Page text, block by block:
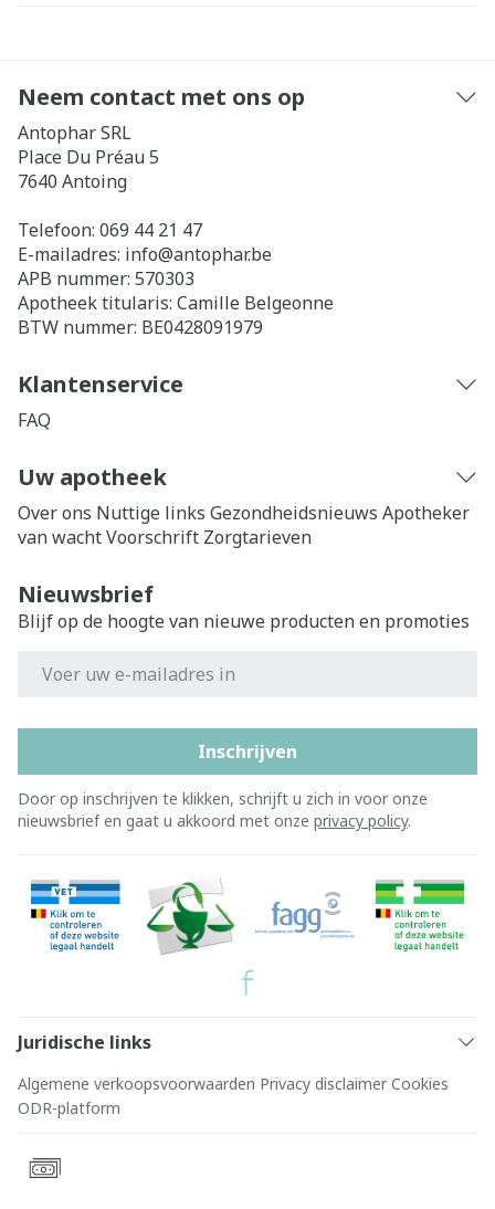
Neem contact met ons op
Antophar SRL
Place Du Préau 5
7640 Antoing
Telefoon: 069 44 21 47
E-mailadres: info@antophar.be
APB nummer: 570303
Apotheek titularis: Camille Belgeonne
BTW nummer: BE0428091979
Klantenservice
FAQ
Uw apotheek
Over ons Nuttige links Gezondheidsnieuws Apotheker
van wachtVoorschrift Zorgtarieven
Nieuwsbrief
Blijf op de hoogte van nieuwe producten en promoties
Inschrijven
Door op inschrijven te klikken, schrijft u zich in voor onze
nieuwsbrief en gaat u akkoord met onze privacy policy.
Juridische links
Algemene verkoopsvoorwaarden Privacy disclaimer Cookies
ODR-platform